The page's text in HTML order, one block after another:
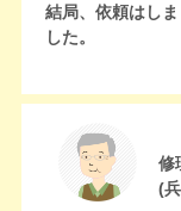
結局、依頼はし
した。
修
(